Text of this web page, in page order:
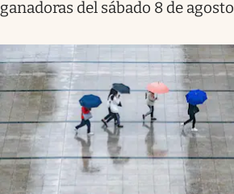
ganadoras del sábado 8 de agosto